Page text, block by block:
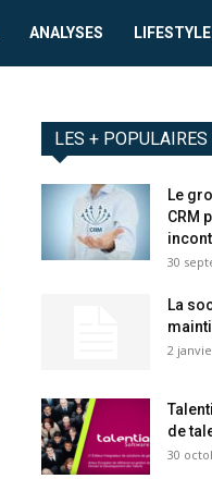
ANALYSES LIFESTYLE
LES + POPULAIRES
Le
CRM
30
La
2
de
30